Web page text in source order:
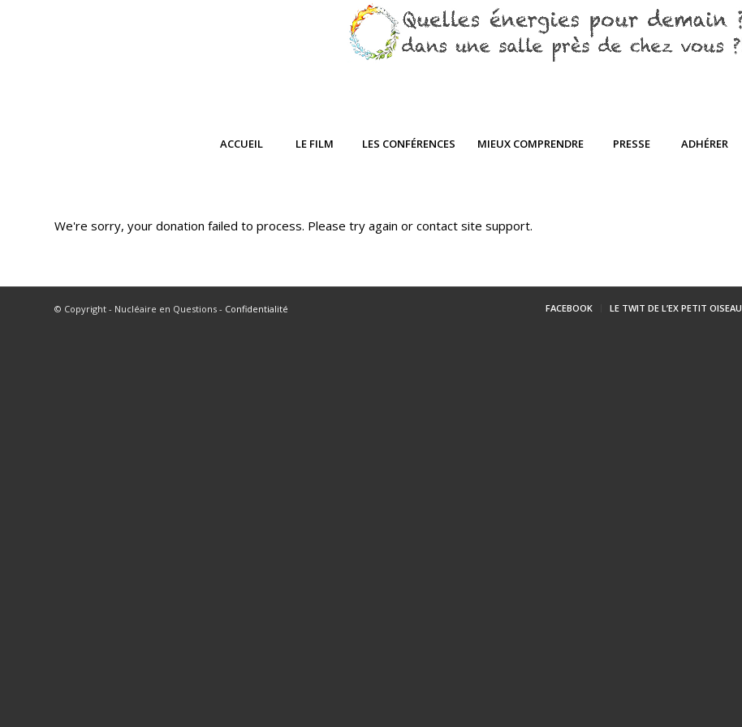
ACCUEIL LE FILM LES CONFÉRENCES MIEUX COMPRENDRE PRESSE ADHÉRER
We're sorry, your donation failed to process. Please try again or contact site support.
© Copyright - Nucléaire en Questions - Confidentialité FACEBOOK LE TWIT DE L’EX PETIT OISEAU